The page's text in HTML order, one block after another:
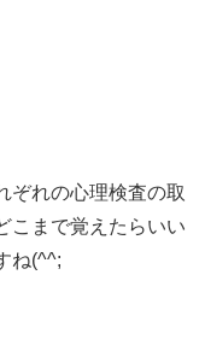
ぞれの心理検査の取
こまで覚えたらいい
ね(^^;